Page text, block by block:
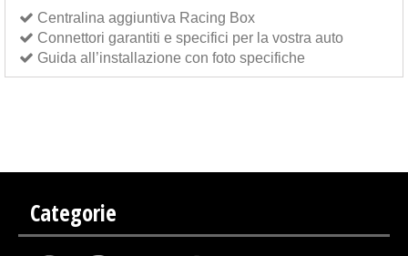
Centralina aggiuntiva Racing Box
Connettori garantiti e specifici per la vostra auto
Guida all’installazione con foto specifiche
Categorie